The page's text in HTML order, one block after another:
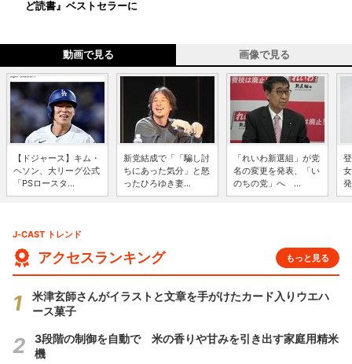
ど読書』ベストセラーに
動画で見る 画像で見る
【ドジャース】キム・
ヘソン、大リーグ公式
「PSロースタ...
新党結成で「「騙し討
ちにあった気分」と怒
ったひろゆき妻...
「れいわ新選組」が党
名の変更を発表、「い
のちの党」へ ...
J-CAST トレンド
アクセスランキング もっと見る
米津玄師さんがイラストと文章を手がけたカード入りウエハ
ース菓子
3段階の制御を自動で 米の香りや甘みを引き出す家庭用精米
機